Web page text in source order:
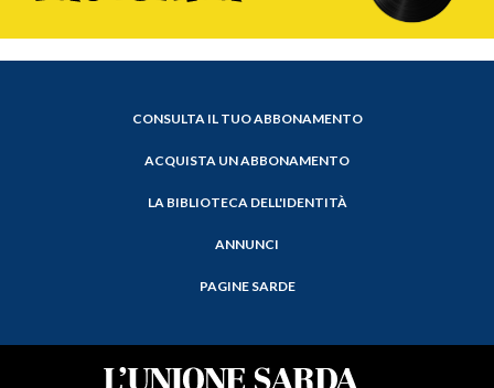
CONSULTA IL TUO ABBONAMENTO
ACQUISTA UN ABBONAMENTO
LA BIBLIOTECA DELL'IDENTITÀ
ANNUNCI
PAGINE SARDE